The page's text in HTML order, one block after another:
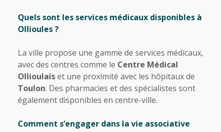
Quels sont les services médicaux disponibles à
Ollioules ?
La ville propose une gamme de services médicaux,
avec des centres comme le Centre Médical
Ollioulaiset une proximité avec les hôpitaux de
Toulon. Des pharmacies et des spécialistes sont
également disponibles en centre-ville.
Comment s’engager dans la vie associative